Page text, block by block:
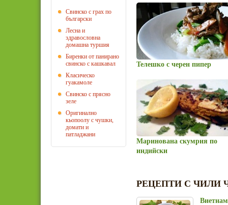
Свинско с грах по
български
Лесна и
здравословна
домашна туршия
Биренки от панирано
свинско с кашкавал
Класическо
гуакамоле
Свинско с прясно
зеле
Оригинално
кьопоолу с чушки,
домати и
патладжани
Телешко с черен пипер
Маринована скумрия по
индийски
РЕЦЕПТИ С ЧИЛИ